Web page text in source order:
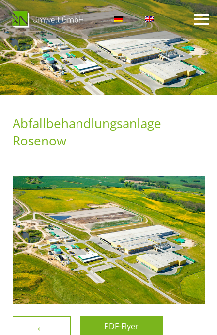
Abfallbehandlungsanlage
Rosenow
← PDF-Flyer